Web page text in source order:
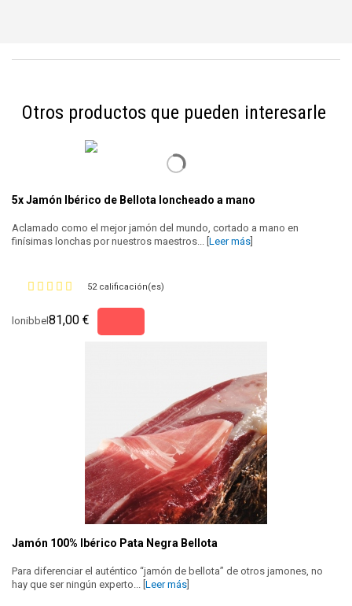
Otros productos que pueden interesarle
5x Jamón Ibérico de Bellota loncheado a mano
Aclamado como el mejor jamón del mundo, cortado a mano en
finísimas lonchas por nuestros maestros... [Leer más]
52 calificación(es)
lonibbel81,00 €
Jamón 100% Ibérico Pata Negra Bellota
Para diferenciar el auténtico “jamón de bellota” de otros jamones, no
hay que ser ningún experto... [Leer más]